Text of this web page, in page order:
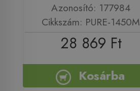
Azonosító: 177984
Cikkszám: PURE-1450M
28 869 Ft
Kosárba